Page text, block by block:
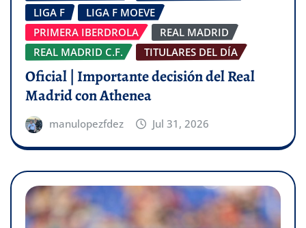
LIGA F
LIGA F MOEVE
PRIMERA IBERDROLA
REAL MADRID
REAL MADRID C.F.
TITULARES DEL DÍA
Oficial | Importante decisión del Real
Madrid con Athenea
manulopezfdez Jul 31, 2026